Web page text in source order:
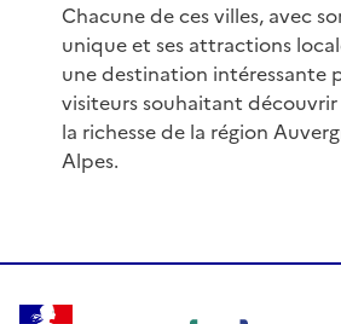
Chacune de ces villes, avec
unique et ses attractions
une destination intéressante
visiteurs souhaitant
la richesse de la région
Alpes.